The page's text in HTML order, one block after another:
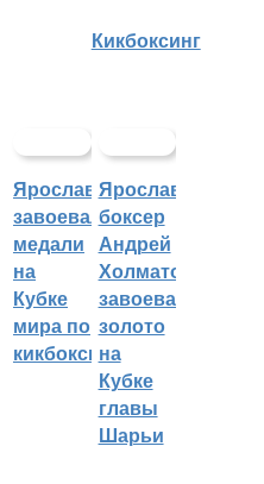
Кикбоксинг
Ярославцы
завоевали
медали
на
Кубке
мира по
кикбоксингу
Ярославский
боксер
Андрей
Холматов
завоевал
золото
на
Кубке
главы
Шарьи